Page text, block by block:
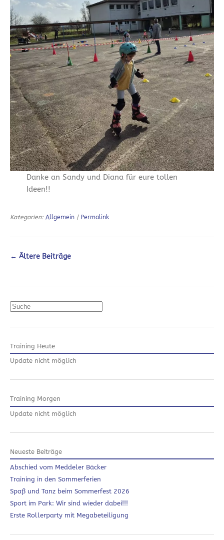
Danke an Sandy und Diana für eure tollen
Ideen!!
Kategorien: Allgemein | Permalink
← Ältere Beiträge
Suchen
Training Heute
Update nicht möglich
Training Morgen
Update nicht möglich
Neueste Beiträge
Abschied vom Meddeler Bäcker
Training in den Sommerferien
Spaß und Tanz beim Sommerfest 2026
Sport im Park: Wir sind wieder dabei!!!
Erste Rollerparty mit Megabeteiligung